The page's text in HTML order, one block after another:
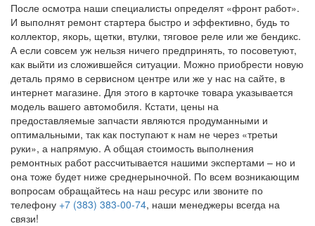
После осмотра наши специалисты определят «фронт работ».
И выполнят ремонт стартера быстро и эффективно, будь то
коллектор, якорь, щетки, втулки, тяговое реле или же бендикс.
А если совсем уж нельзя ничего предпринять, то посоветуют,
как выйти из сложившейся ситуации. Можно приобрести новую
деталь прямо в сервисном центре или же у нас на сайте, в
интернет магазине. Для этого в карточке товара указывается
модель вашего автомобиля. Кстати, цены на
предоставляемые запчасти являются продуманными и
оптимальными, так как поступают к нам не через «третьи
руки», а напрямую. А общая стоимость выполнения
ремонтных работ рассчитывается нашими экспертами – но и
она тоже будет ниже среднерыночной. По всем возникающим
вопросам обращайтесь на наш ресурс или звоните по
телефону +7 (383) 383-00-74, наши менеджеры всегда на
связи!